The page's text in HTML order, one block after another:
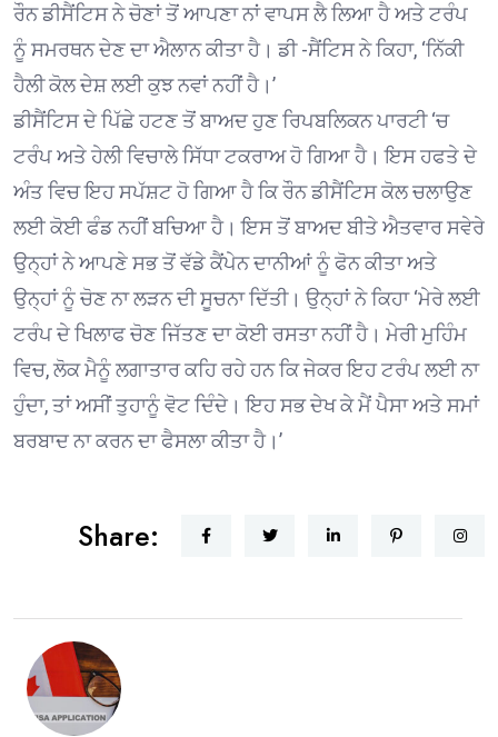
ਰੌਨ ਡੀਸੈਂਟਿਸ ਨੇ ਚੋਣਾਂ ਤੋਂ ਆਪਣਾ ਨਾਂ ਵਾਪਸ ਲੈ ਲਿਆ ਹੈ ਅਤੇ ਟਰੰਪ
ਨੂੰ ਸਮਰਥਨ ਦੇਣ ਦਾ ਐਲਾਨ ਕੀਤਾ ਹੈ। ਡੀ -ਸੈਂਟਿਸ ਨੇ ਕਿਹਾ, ‘ਨਿੱਕੀ
ਹੈਲੀ ਕੋਲ ਦੇਸ਼ ਲਈ ਕੁਝ ਨਵਾਂ ਨਹੀਂ ਹੈ।’
ਡੀਸੈਂਟਿਸ ਦੇ ਪਿੱਛੇ ਹਟਣ ਤੋਂ ਬਾਅਦ ਹੁਣ ਰਿਪਬਲਿਕਨ ਪਾਰਟੀ ‘ਚ
ਟਰੰਪ ਅਤੇ ਹੇਲੀ ਵਿਚਾਲੇ ਸਿੱਧਾ ਟਕਰਾਅ ਹੋ ਗਿਆ ਹੈ। ਇਸ ਹਫਤੇ ਦੇ
ਅੰਤ ਵਿਚ ਇਹ ਸਪੱਸ਼ਟ ਹੋ ਗਿਆ ਹੈ ਕਿ ਰੌਨ ਡੀਸੈਂਟਿਸ ਕੋਲ ਚਲਾਉਣ
ਲਈ ਕੋਈ ਫੰਡ ਨਹੀਂ ਬਚਿਆ ਹੈ। ਇਸ ਤੋਂ ਬਾਅਦ ਬੀਤੇ ਐਤਵਾਰ ਸਵੇਰੇ
ਉਨ੍ਹਾਂ ਨੇ ਆਪਣੇ ਸਭ ਤੋਂ ਵੱਡੇ ਕੈਂਪੇਨ ਦਾਨੀਆਂ ਨੂੰ ਫੋਨ ਕੀਤਾ ਅਤੇ
ਉਨ੍ਹਾਂ ਨੂੰ ਚੋਣ ਨਾ ਲੜਨ ਦੀ ਸੂਚਨਾ ਦਿੱਤੀ। ਉਨ੍ਹਾਂ ਨੇ ਕਿਹਾ ‘ਮੇਰੇ ਲਈ
ਟਰੰਪ ਦੇ ਖਿਲਾਫ ਚੋਣ ਜਿੱਤਣ ਦਾ ਕੋਈ ਰਸਤਾ ਨਹੀਂ ਹੈ। ਮੇਰੀ ਮੁਹਿੰਮ
ਵਿਚ, ਲੋਕ ਮੈਨੂੰ ਲਗਾਤਾਰ ਕਹਿ ਰਹੇ ਹਨ ਕਿ ਜੇਕਰ ਇਹ ਟਰੰਪ ਲਈ ਨਾ
ਹੁੰਦਾ, ਤਾਂ ਅਸੀਂ ਤੁਹਾਨੂੰ ਵੋਟ ਦਿੰਦੇ। ਇਹ ਸਭ ਦੇਖ ਕੇ ਮੈਂ ਪੈਸਾ ਅਤੇ ਸਮਾਂ
ਬਰਬਾਦ ਨਾ ਕਰਨ ਦਾ ਫੈਸਲਾ ਕੀਤਾ ਹੈ।’
Share: